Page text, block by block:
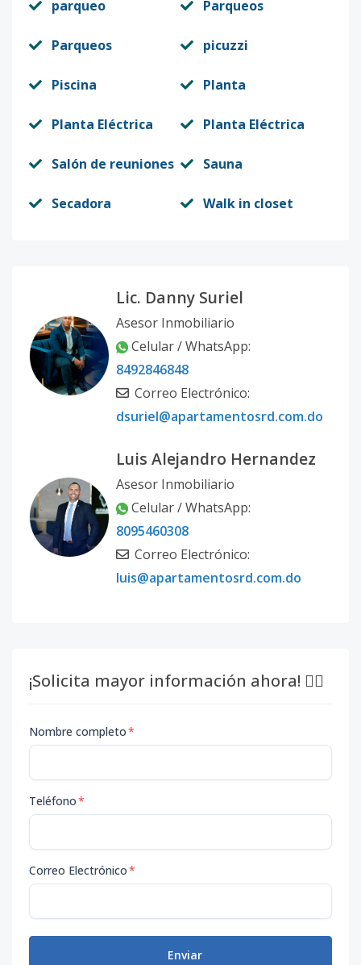
parqueo Parqueos
Parqueos picuzzi
Piscina Planta
Planta Eléctrica Planta Eléctrica
Salón de reuniones Sauna
Secadora Walk in closet
Lic. Danny Suriel
Asesor Inmobiliario
Celular / WhatsApp:
8492846848
Correo Electrónico:
dsuriel@apartamentosrd.com.do
Luis Alejandro Hernandez
Asesor Inmobiliario
Celular / WhatsApp:
8095460308
Correo Electrónico:
luis@apartamentosrd.com.do
¡Solicita mayor información ahora! 👇🏽
Nombre completo*
Teléfono*
Correo Electrónico*
Enviar